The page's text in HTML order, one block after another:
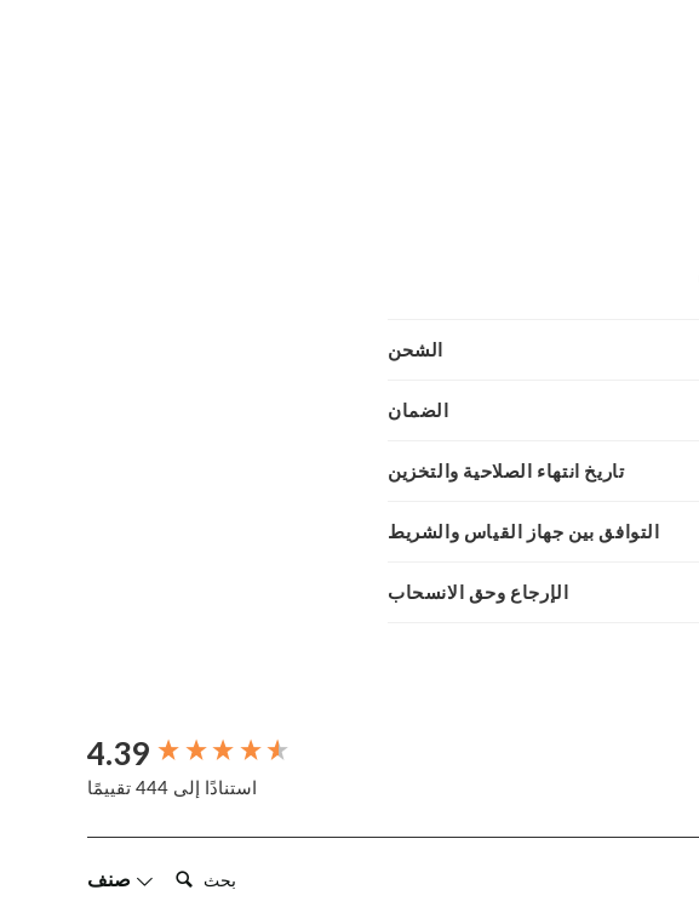
الشحن
الضمان
تاريخ انتهاء الصلاحية والتخزين
التوافق بين جهاز القياس والشريط
الإرجاع وحق الانسحاب
4.39
استنادًا إلى 444 تقييمًا
New content loaded